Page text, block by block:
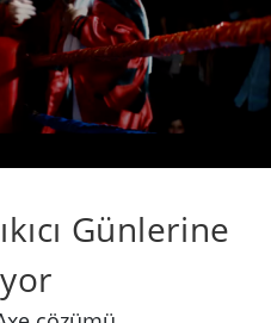
Günlerine